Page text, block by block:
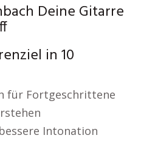
Deine Gitarre
in 10
für Fortgeschrittene
Intonation